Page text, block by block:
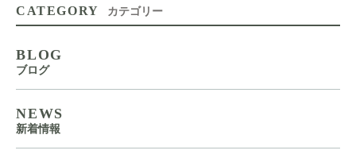
CATEGORY カテゴリー
BLOG
ブログ
NEWS
新着情報